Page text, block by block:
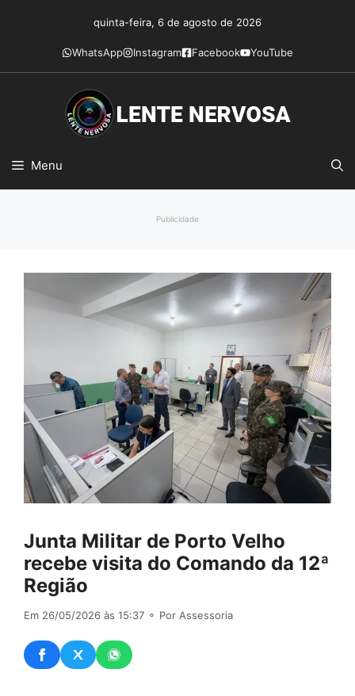
conteúdo
quinta-feira, 6 de agosto de 2026
WhatsApp Instagram Facebook YouTube
Menu
Publicidade
Junta Militar de Porto Velho
recebe visita do Comando da 12ª
Região
Em 26/05/2026 às 15:37 ⚬ Por Assessoria